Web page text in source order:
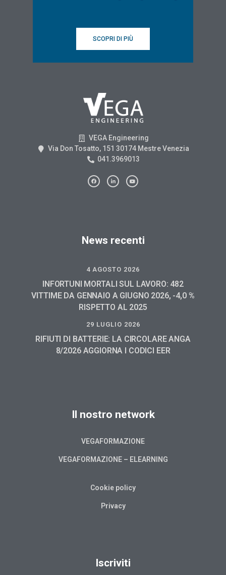
SCOPRI DI PIÙ
VEGA Engineering
Via Don Tosatto, 151 30174 Mestre Venezia
041.3969013
News recenti
4 AGOSTO 2026
INFORTUNI MORTALI SUL LAVORO: 482
VITTIME DA GENNAIO A GIUGNO 2026, -4,0 %
RISPETTO AL 2025
29 LUGLIO 2026
RIFIUTI DI BATTERIE: LA CIRCOLARE ANGA
8/2026 AGGIORNA I CODICI EER
Il nostro network
VEGAFORMAZIONE
VEGAFORMAZIONE – ELEARNING
Cookie policy
Privacy
Iscriviti